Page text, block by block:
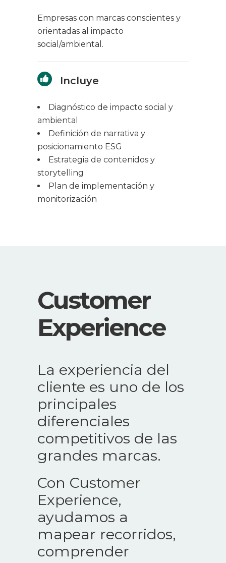
Empresas con marcas conscientes y
orientadas al impacto
social/ambiental.
Incluye
Diagnóstico de impacto social y
ambiental
Definición de narrativa y
posicionamiento ESG
Estrategia de contenidos y
storytelling
Plan de implementación y
monitorización
Customer
Experience
La experiencia del
cliente es uno de los
principales
diferenciales
competitivos de las
grandes marcas.
Con Customer
Experience,
ayudamos a
mapear recorridos,
comprender